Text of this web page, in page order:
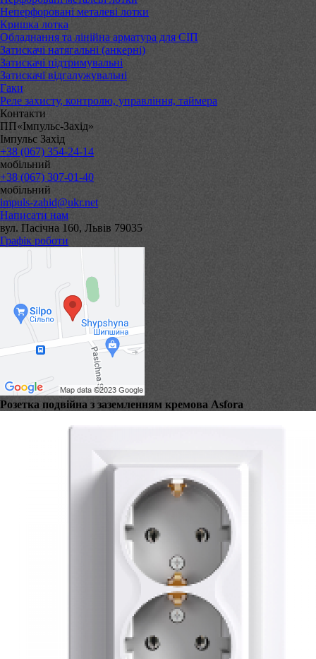
Неперфоровані металеві лотки
Кришка лотка
Обладнання та лінійна арматура для СІП
Затискачі натягальні (анкерні)
Затискачі підтримувальні
Затискачі відгалужувальні
Гаки
Реле захисту, контролю, управління, таймера
Контакти
ПП«Імпульс-Захід»
Імпульс Захід
+38 (067) 354-24-14
мобільний
+38 (067) 307-01-40
мобільний
impuls-zahid@ukr.net
Написати нам
вул. Пасічна 160, Львів 79035
Графік роботи
Розетка подвійна з заземленням кремова Asfora